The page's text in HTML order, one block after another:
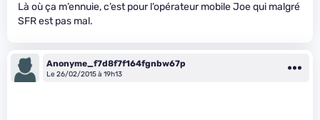
Là où ça m’ennuie, c’est pour l’opérateur mobile Joe qui malgré
SFR est pas mal.
Anonyme_f7d8f7f164fgnbw67p
Le 26/02/2015 à 19h13